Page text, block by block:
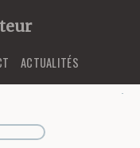
ACTUALITÉS